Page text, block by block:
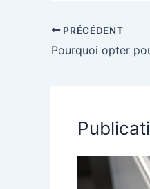
pour des
economies
d’energie
PRÉCÉDENT